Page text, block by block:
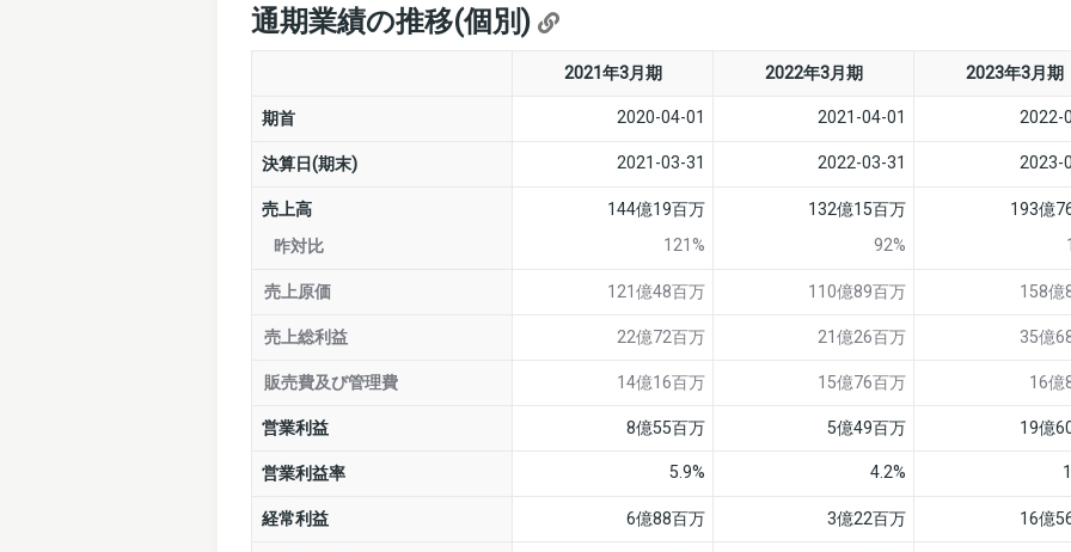
通期業績の推移(個別)
2021年3月期 2022年3月期 2023年3月期
期首 2020-04-01 2021-04-01 2022-
決算日(期末) 2021-03-31 2022-03-31 2023-
売上高
昨対比
144億19百万
121%
132億15百万
92%
193億
売上原価 121億48百万 110億89百万 158億
売上総利益 22億72百万 21億26百万 35億
販売費及び管理費 14億16百万 15億76百万 16億
営業利益 8億55百万 5億49百万 19億
営業利益率 5.9% 4.2%
経常利益 6億88百万 3億22百万 16億